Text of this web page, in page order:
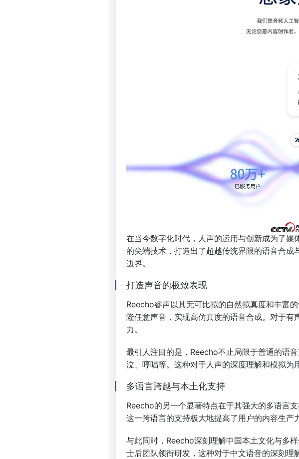
在当今数字化时代，人声的运用与创新成为了
的尖端技术，打造出了超越传统界限的语音合
边界。
打造声音的极致表现
Reecho睿声以其无可比拟的自然拟真度和丰富
隆任意声音，实现高仿真度的语音合成。对于
力。
最引人注目的是，Reecho不止局限于普通的语
泣、哼唱等。这种对于人声的深度理解和模拟为
多语言跨越与本土化支持
Reecho的另一个显著特点在于其强大的多语言
这一跨语言的支持极大地提高了用户的内容生产
与此同时，Reecho深刻理解中国本土文化与多
士后团队领衔研发，这种对于中文语音的深刻理